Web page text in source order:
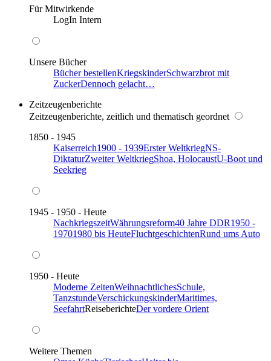
Für Mitwirkende
LogIn Intern
Unsere Bücher
Bücher bestellenKriegskinderSchwarzbrot mit
ZuckerDennoch gelacht…
Zeitzeugenberichte
Zeitzeugenberichte, zeitlich und thematisch geordnet
1850 - 1945
Kaiserreich1900 - 1939Erster WeltkriegNS-
DiktaturZweiter WeltkriegShoa, HolocaustU-Boot und
Seekrieg
1945 - 1950 - Heute
NachkriegszeitWährungsreform40 Jahre DDR1950 -
19701980 bis HeuteFluchtgeschichtenRund ums Auto
1950 - Heute
Moderne ZeitenWeihnachtlichesSchule,
TanzstundeVerschickungskinderMaritimes,
SeefahrtReiseberichteDer vordere Orient
Weitere Themen